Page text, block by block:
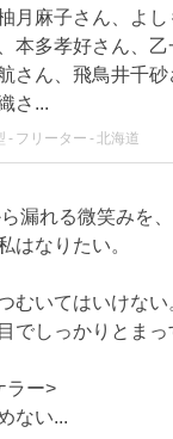
月麻子さん、よ
本多孝好さん、
さん、飛鳥井千
さ...
フリーター 北海道
漏れる微笑みを
はなりたい。
むいてはいけない
でしっかりとま
ラー>
ない...